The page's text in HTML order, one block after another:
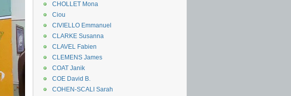
CHOLLET Mona
Ciou
CIVIELLO Emmanuel
CLARKE Susanna
CLAVEL Fabien
CLEMENS James
COAT Janik
COE David B.
COHEN-SCALI Sarah